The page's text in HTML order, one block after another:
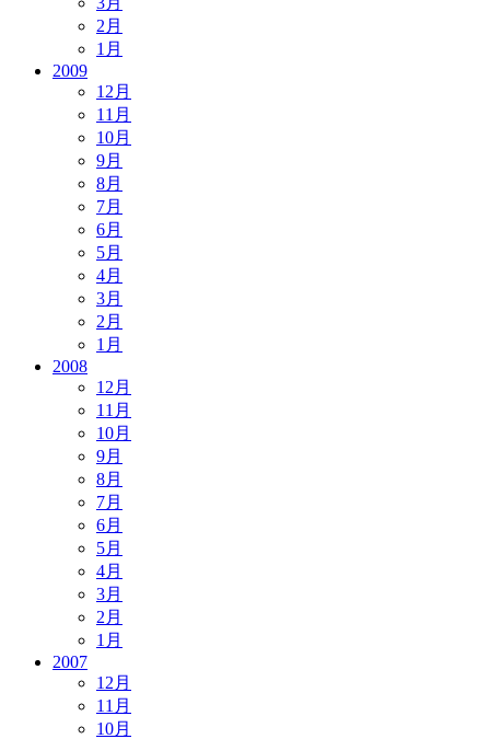
2月
1月
2009
12月
11月
10月
9月
8月
7月
6月
5月
4月
3月
2月
1月
2008
12月
11月
10月
9月
8月
7月
6月
5月
4月
3月
2月
1月
2007
12月
11月
10月